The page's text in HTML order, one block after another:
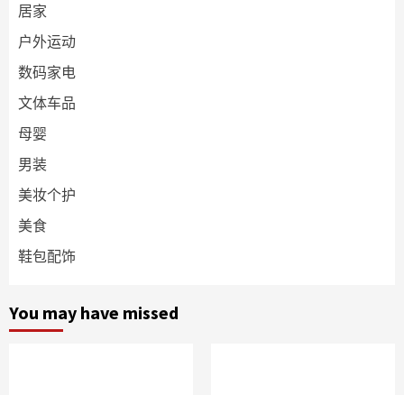
居家
户外运动
数码家电
文体车品
母婴
男装
美妆个护
美食
鞋包配饰
You may have missed